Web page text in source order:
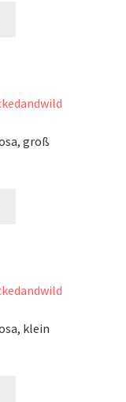
groß
klein